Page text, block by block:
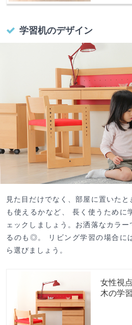
学習机のデザイン
見た目だけでなく、部屋に置いた
も使えるかなど、 長く使うために
ェックしましょう。お洒落なカラ
るのも◎。 リビング学習の場合に
ら選びましょう。
女性視
木の学